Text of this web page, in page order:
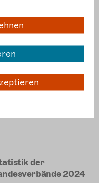
übern
“ in
Weinberger und
Brockmann
der
der
2024